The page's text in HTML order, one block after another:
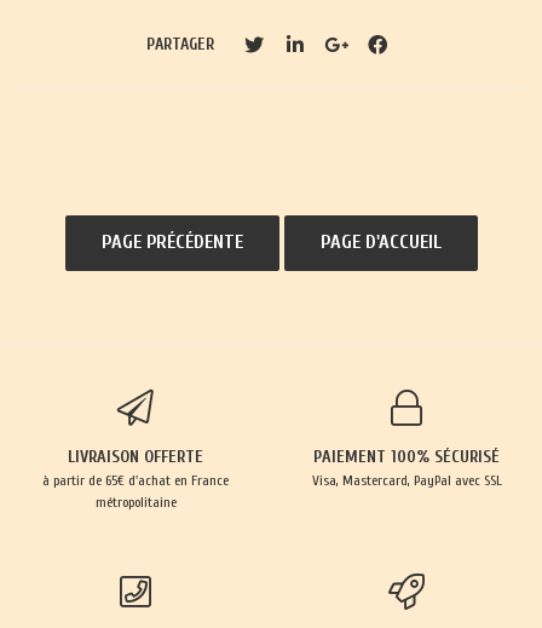
PARTAGER
LIVRAISON OFFERTE
à partir de 65€ d'achat en France
métropolitaine
PAIEMENT 100% SÉCURISÉ
Visa, Mastercard, PayPal avec SSL